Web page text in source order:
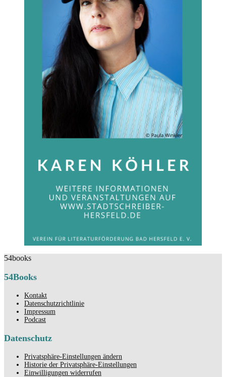
54books
54Books
Kontakt
Datenschutzrichtlinie
Impressum
Podcast
Datenschutz
Privatsphäre-Einstellungen ändern
Historie der Privatsphäre-Einstellungen
Einwilligungen widerrufen